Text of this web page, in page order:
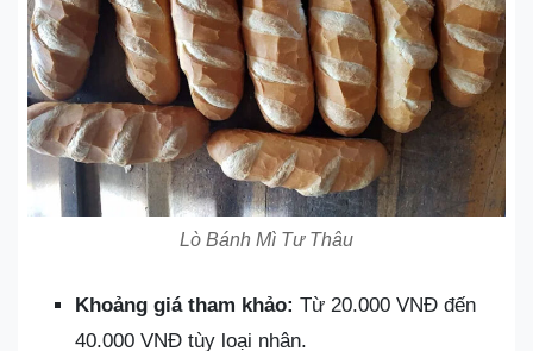
Lò Bánh Mì Tư Thâu
Khoảng giá tham khảo: Từ 20.000 VNĐ đến
40.000 VNĐ tùy loại nhân.